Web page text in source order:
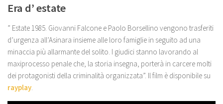
Era d’ estate
” Estate 1985. Giovanni Falcone e Paolo Borsellino vengono trasferiti
d’urgenza all’Asinara insieme alle loro famiglie in seguito ad una
minaccia più allarmante del solito. I giudici stanno lavorando al
maxiprocesso penale che, la storia insegna, porterà in carcere molti
dei protagonisti della criminalità organizzata”. Il film è disponibile su
rayplay